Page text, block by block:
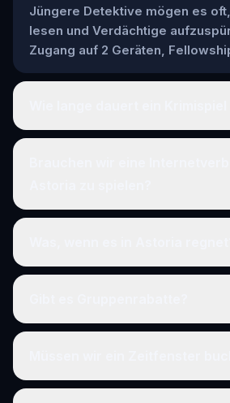
Jüngere Detektive mögen es
lesen und Verdächtige
Zugang auf 2 Geräten,